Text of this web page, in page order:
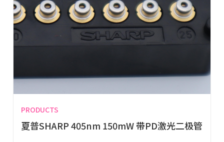
PRODUCTS
夏普SHARP 405nm 150mW 带PD激光二极管